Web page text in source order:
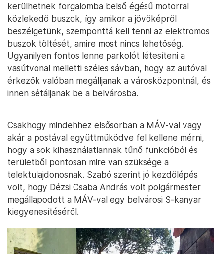
kerülhetnek forgalomba belső égésű motorral
közlekedő buszok, így amikor a jövőképről
beszélgetünk, szemponttá kell tenni az elektromos
buszok töltését, amire most nincs lehetőség.
Ugyanilyen fontos lenne parkolót létesíteni a
vasútvonal melletti széles sávban, hogy az autóval
érkezők valóban megálljanak a városközpontnál, és
innen sétáljanak be a belvárosba.
Csakhogy mindehhez elsősorban a MÁV-val vagy
akár a postával együttműködve fel kellene mérni,
hogy a sok kihasználatlannak tűnő funkcióból és
területből pontosan mire van szüksége a
telektulajdonosnak. Szabó szerint jó kezdőlépés
volt, hogy Dézsi Csaba András volt polgármester
megállapodott a MÁV-val egy belvárosi S-kanyar
kiegyenesítéséről.